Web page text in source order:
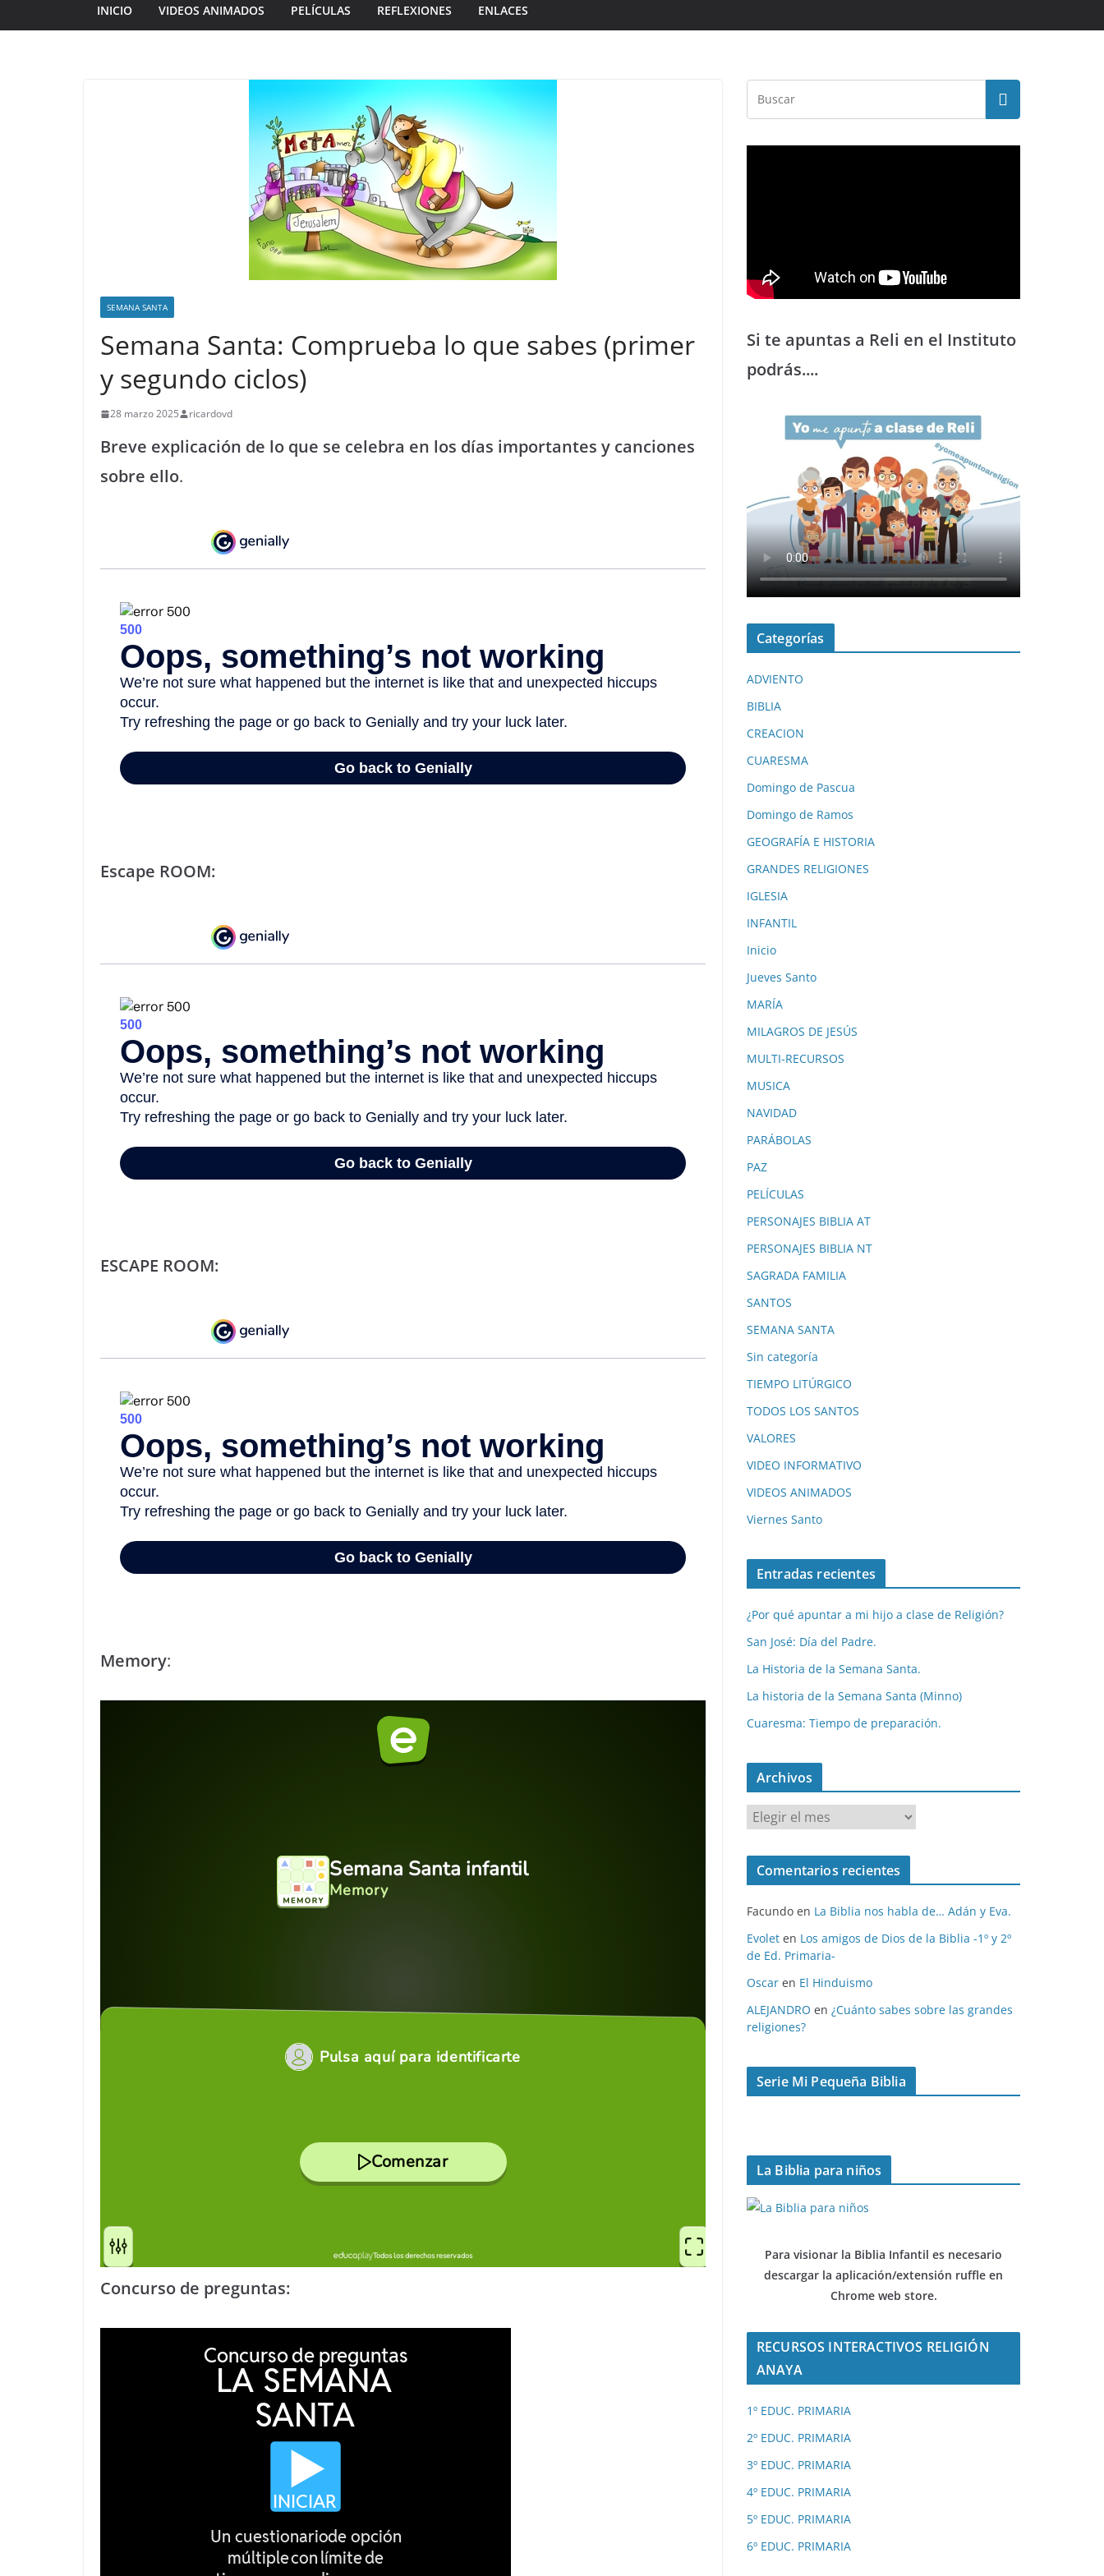
INICIO VIDEOS ANIMADOS PELÍCULAS REFLEXIONES ENLACES
SEMANA SANTA
Semana Santa: Comprueba lo que sabes (primer
y segundo ciclos)
28 marzo 2025 ricardovd
Breve explicación de lo que se celebra en los días importantes y canciones
sobre ello.
Escape ROOM:
ESCAPE ROOM:
Memory:
Concurso de preguntas:
Si te apuntas a Reli en el Instituto
podrás....
Categorías
ADVIENTO
BIBLIA
CREACION
CUARESMA
Domingo de Pascua
Domingo de Ramos
GEOGRAFÍA E HISTORIA
GRANDES RELIGIONES
IGLESIA
INFANTIL
Inicio
Jueves Santo
MARÍA
MILAGROS DE JESÚS
MULTI-RECURSOS
MUSICA
NAVIDAD
PARÁBOLAS
PAZ
PELÍCULAS
PERSONAJES BIBLIA AT
PERSONAJES BIBLIA NT
SAGRADA FAMILIA
SANTOS
SEMANA SANTA
Sin categoría
TIEMPO LITÚRGICO
TODOS LOS SANTOS
VALORES
VIDEO INFORMATIVO
VIDEOS ANIMADOS
Viernes Santo
Entradas recientes
¿Por qué apuntar a mi hijo a clase de Religión?
San José: Día del Padre.
La Historia de la Semana Santa.
La historia de la Semana Santa (Minno)
Cuaresma: Tiempo de preparación.
Archivos
c
v
o
s
Comentarios recientes
Facundo en La Biblia nos habla de… Adán y Eva.
Evolet en Los amigos de Dios de la Biblia -1º y 2º
de Ed. Primaria-
Oscar en El Hinduismo
ALEJANDRO en ¿Cuánto sabes sobre las grandes
religiones?
Serie Mi Pequeña Biblia
La Biblia para niños
Para visionar la Biblia Infantil es necesario
descargar la aplicación/extensión ruffle en
Chrome web store.
RECURSOS INTERACTIVOS RELIGIÓN
ANAYA
1º EDUC. PRIMARIA
2º EDUC. PRIMARIA
3º EDUC. PRIMARIA
4º EDUC. PRIMARIA
5º EDUC. PRIMARIA
6º EDUC. PRIMARIA